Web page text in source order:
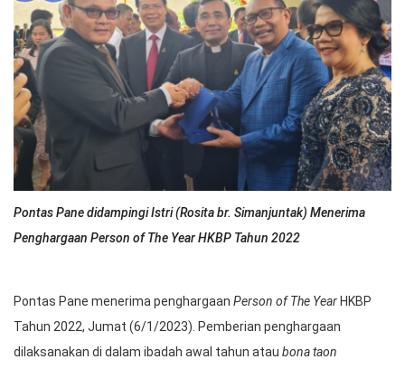
Pontas Pane didampingi Istri (Rosita br. Simanjuntak) Menerima
Penghargaan Person of The Year HKBP Tahun 2022
Pontas Pane menerima penghargaan Person of The Year HKBP
Tahun 2022, Jumat (6/1/2023). Pemberian penghargaan
dilaksanakan di dalam ibadah awal tahun atau bona taon